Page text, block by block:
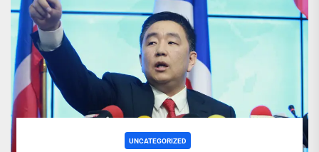
UNCATEGORIZED